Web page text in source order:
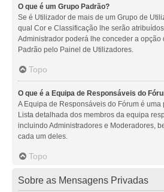
O que é um Grupo Padrão?
Se é Utilizador de mais de um Grupo de
qual Cor e Classificação lhe serão
Administrador poderá lhe conceder a opção
Padrão pelo Painel de Utilizadores.
Topo
O que é a Equipa de Responsáveis do
A Equipa de Responsáveis do Fórum é
Lista detalhada dos membros da equipa
incluindo Administradores e Moderadores,
cada um deles.
Topo
Sobre as Mensagens Privadas